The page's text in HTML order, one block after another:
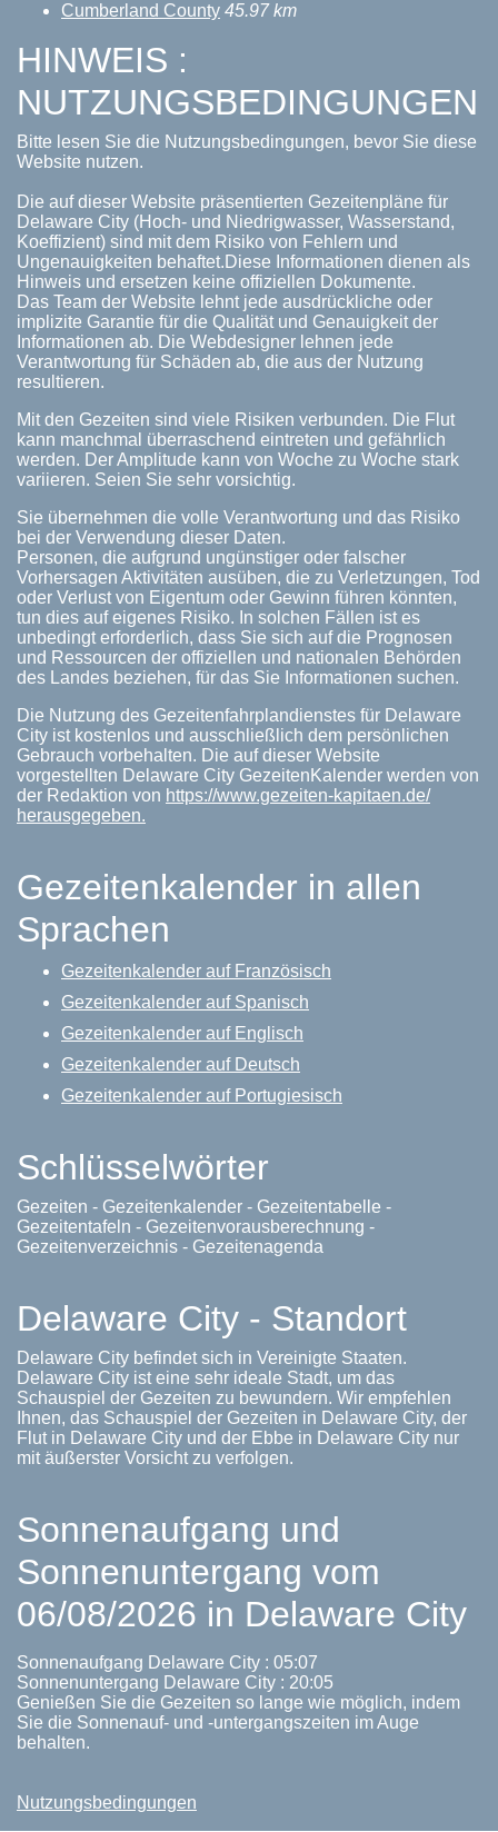
Cumberland County 45.97 km
HINWEIS :
NUTZUNGSBEDINGUNGEN
Bitte lesen Sie die Nutzungsbedingungen, bevor Sie diese
Website nutzen.
Die auf dieser Website präsentierten Gezeitenpläne für
Delaware City (Hoch- und Niedrigwasser, Wasserstand,
Koeffizient) sind mit dem Risiko von Fehlern und
Ungenauigkeiten behaftet.Diese Informationen dienen als
Hinweis und ersetzen keine offiziellen Dokumente.
Das Team der Website lehnt jede ausdrückliche oder
implizite Garantie für die Qualität und Genauigkeit der
Informationen ab. Die Webdesigner lehnen jede
Verantwortung für Schäden ab, die aus der Nutzung
resultieren.
Mit den Gezeiten sind viele Risiken verbunden. Die Flut
kann manchmal überraschend eintreten und gefährlich
werden. Der Amplitude kann von Woche zu Woche stark
variieren. Seien Sie sehr vorsichtig.
Sie übernehmen die volle Verantwortung und das Risiko
bei der Verwendung dieser Daten.
Personen, die aufgrund ungünstiger oder falscher
Vorhersagen Aktivitäten ausüben, die zu Verletzungen, Tod
oder Verlust von Eigentum oder Gewinn führen könnten,
tun dies auf eigenes Risiko. In solchen Fällen ist es
unbedingt erforderlich, dass Sie sich auf die Prognosen
und Ressourcen der offiziellen und nationalen Behörden
des Landes beziehen, für das Sie Informationen suchen.
Die Nutzung des Gezeitenfahrplandienstes für Delaware
City ist kostenlos und ausschließlich dem persönlichen
Gebrauch vorbehalten. Die auf dieser Website
vorgestellten Delaware City GezeitenKalender werden von
der Redaktion von https://www.gezeiten-kapitaen.de/
herausgegeben.
Gezeitenkalender in allen
Sprachen
Gezeitenkalender auf Französisch
Gezeitenkalender auf Spanisch
Gezeitenkalender auf Englisch
Gezeitenkalender auf Deutsch
Gezeitenkalender auf Portugiesisch
Schlüsselwörter
Gezeiten - Gezeitenkalender - Gezeitentabelle -
Gezeitentafeln - Gezeitenvorausberechnung -
Gezeitenverzeichnis - Gezeitenagenda
Delaware City - Standort
Delaware City befindet sich in Vereinigte Staaten.
Delaware City ist eine sehr ideale Stadt, um das
Schauspiel der Gezeiten zu bewundern. Wir empfehlen
Ihnen, das Schauspiel der Gezeiten in Delaware City, der
Flut in Delaware City und der Ebbe in Delaware City nur
mit äußerster Vorsicht zu verfolgen.
Sonnenaufgang und
Sonnenuntergang vom
06/08/2026 in Delaware City
Sonnenaufgang Delaware City : 05:07
Sonnenuntergang Delaware City : 20:05
Genießen Sie die Gezeiten so lange wie möglich, indem
Sie die Sonnenauf- und -untergangszeiten im Auge
behalten.
Nutzungsbedingungen